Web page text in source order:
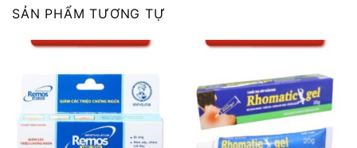
SẢN PHẨM TƯƠNG TỰ